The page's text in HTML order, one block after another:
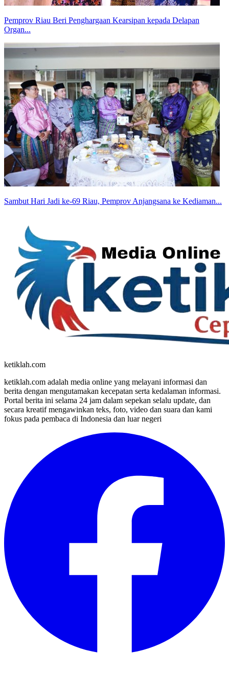
Pemprov Riau Beri Penghargaan Kearsipan kepada Delapan
Organ...
Sambut Hari Jadi ke-69 Riau, Pemprov Anjangsana ke Kediaman...
ketiklah.com
ketiklah.com adalah media online yang melayani informasi dan
berita dengan mengutamakan kecepatan serta kedalaman informasi.
Portal berita ini selama 24 jam dalam sepekan selalu update, dan
secara kreatif mengawinkan teks, foto, video dan suara dan kami
fokus pada pembaca di Indonesia dan luar negeri